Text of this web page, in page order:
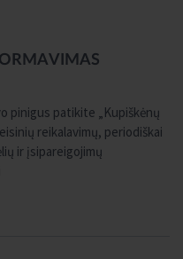
pinigus patikite „Kupiškėnų
reikalavimų, periodiškai
ir įsipareigojimų